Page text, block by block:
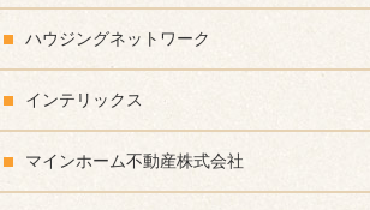
ハウジングネットワーク
インテリックス
マインホーム不動産株式会社